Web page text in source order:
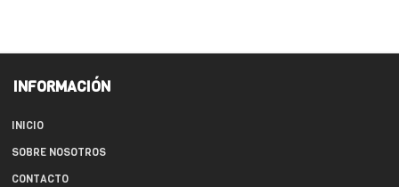
INFORMACIÓN
INICIO
SOBRE NOSOTROS
CONTACTO